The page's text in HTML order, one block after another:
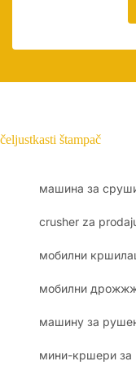
čeljustkasti štampač
машина за
crusher za
мобилни
мобилни
машину за
мини-кршери за